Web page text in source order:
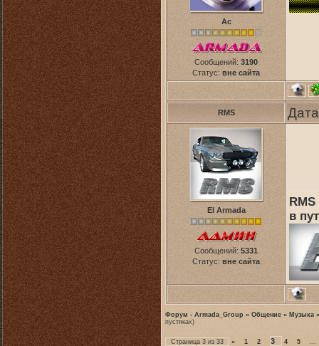
Ас
Сообщений: 3190
Статус: вне сайта
RMS
El Armada
Сообщений: 5331
Статус: вне сайта
в
Форум - Armada_Group » Общение » Музыка »
пустяках)
Страница 3 из 33 « 1 2 3 4 5 …